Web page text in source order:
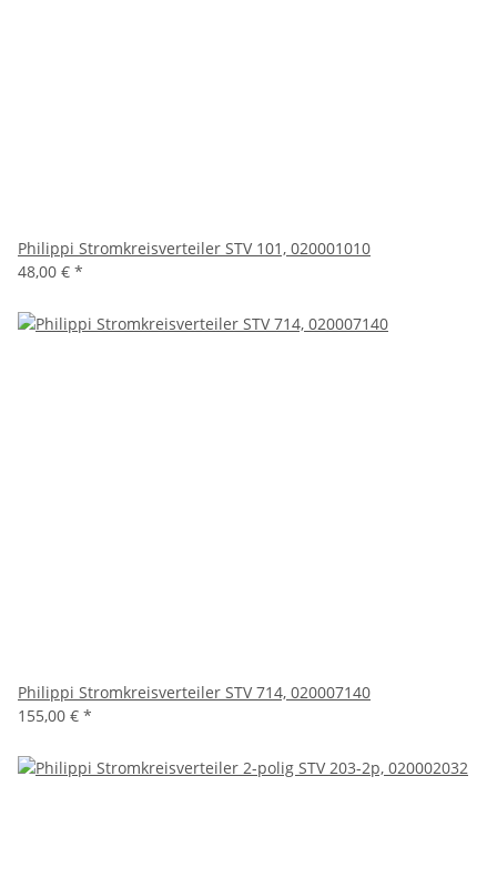
Philippi Stromkreisverteiler STV 101, 020001010
48,00 € *
Philippi Stromkreisverteiler STV 714, 020007140
155,00 € *